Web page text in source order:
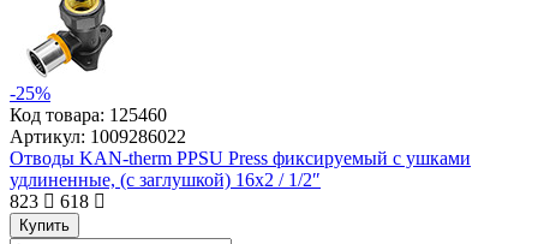
-25%
Код товара: 125460
Артикул: 1009286022
Отводы KAN-therm PPSU Press фиксируемый с ушками
удлиненные, (с заглушкой) 16х2 / 1/2″
823
618
Купить